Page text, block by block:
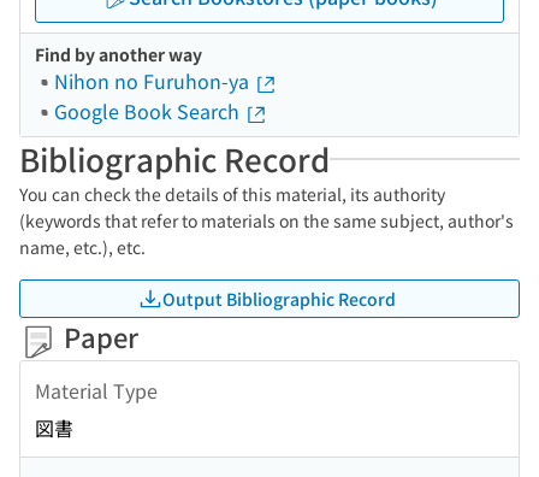
Find by another way
Nihon no Furuhon-ya
Google Book Search
Bibliographic Record
You can check the details of this material, its authority
(keywords that refer to materials on the same subject, author's
name, etc.), etc.
Output Bibliographic Record
Paper
Material Type
図書